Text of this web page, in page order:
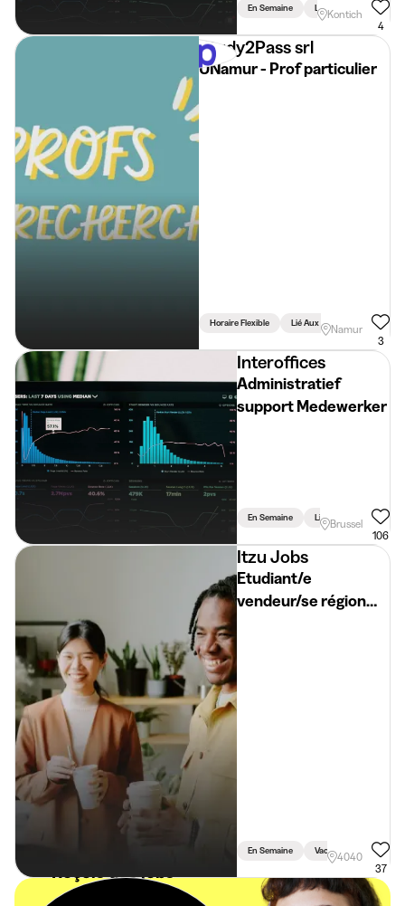
En Semaine Lié Aux Études
Kontich
4
Study2Pass srl
UNamur - Prof particulier
Horaire Flexible Lié Aux ÉtudesNamur
3
Interoffices
Administratief
support Medewerker
En Semaine Lié Aux Études
Brussel
106
Itzu Jobs
Etudiant/e
vendeur/se région
En Semaine Vacances4040
37
Reçois des jobs
étudiants